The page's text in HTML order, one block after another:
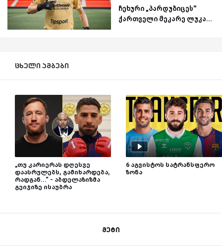
ჩეხური „პარდუბიცეს''
ქართველი მეკარე ლუკა...
ცხელი ამბები
„თუ კარიერას დღესვე
დაასრულებს, გამიხარდება,
რადგან...“ - აბდელაზიზმა
გეიჯიზე ისაუბრა
6 აგვისტოს სატრანსფერო
ზონა
მეტი